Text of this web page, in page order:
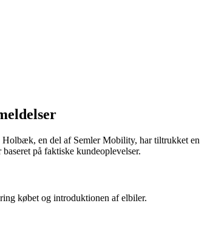
Holbæk, en del af Semler Mobility, har tiltrukket en
på faktiske kundeoplevelser.
købet og introduktionen af elbiler.